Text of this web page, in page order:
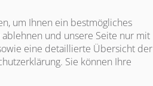
um Ihnen ein bestmögliches
und unsere Seite nur mit
eine detaillierte Übersicht der
Sie können Ihre